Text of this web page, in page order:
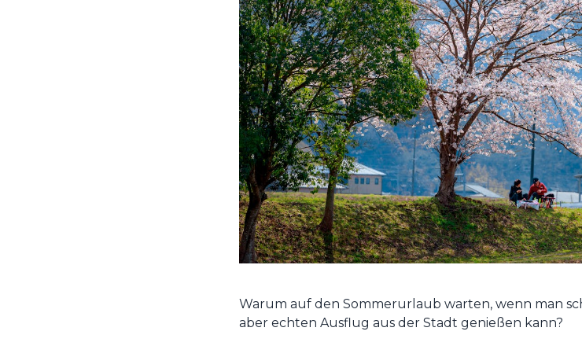
Warum auf den Sommerurlaub warten, wenn man
aber echten Ausflug aus der Stadt genießen kann?